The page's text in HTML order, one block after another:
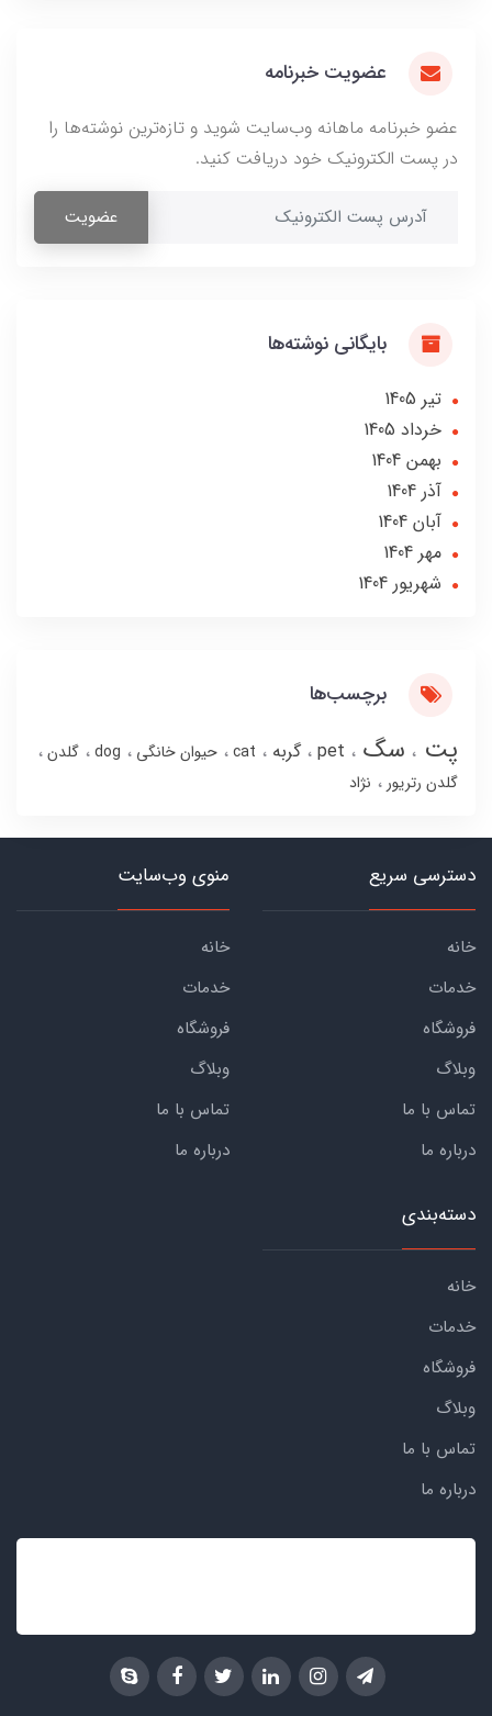
عضویت خبرنامه
عضو خبرنامه ماهانه وب‌سایت شوید و تازه‌ترین نوشته‌ها را
در پست الکترونیک خود دریافت کنید.
عضویت
بایگانی نوشته‌ها
تير 1405
خرداد 1405
بهمن 1404
آذر 1404
آبان 1404
مهر 1404
شهریور 1404
برچسب‌ها
پت سگ pet گربه cat حیوان خانگی dog
گلدن
گلدن رتریور
نژاد
دسترسی سریع
خانه
خدمات
فروشگاه
وبلاگ
تماس با ما
درباره ما
منوی وب‌سایت
خانه
خدمات
فروشگاه
وبلاگ
تماس با ما
درباره ما
دسته‌بندی
خانه
خدمات
فروشگاه
وبلاگ
تماس با ما
درباره ما